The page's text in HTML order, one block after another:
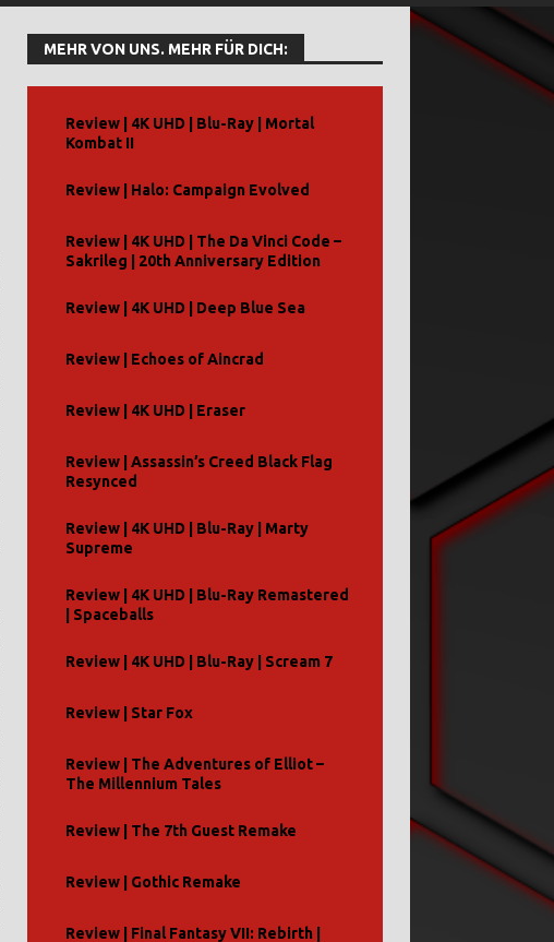
MEHR VON UNS. MEHR FÜR DICH:
Review | 4K UHD | Blu-Ray | Mortal
Kombat II
Review | Halo: Campaign Evolved
Review | 4K UHD | The Da Vinci Code –
Sakrileg | 20th Anniversary Edition
Review | 4K UHD | Deep Blue Sea
Review | Echoes of Aincrad
Review | 4K UHD | Eraser
Review | Assassin’s Creed Black Flag
Resynced
Review | 4K UHD | Blu-Ray | Marty
Supreme
Review | 4K UHD | Blu-Ray Remastered
| Spaceballs
Review | 4K UHD | Blu-Ray | Scream 7
Review | Star Fox
Review | The Adventures of Elliot –
The Millennium Tales
Review | The 7th Guest Remake
Review | Gothic Remake
Review | Final Fantasy VII: Rebirth |